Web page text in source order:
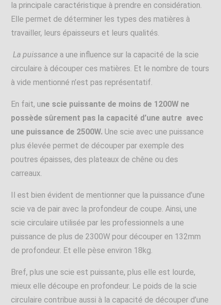
la principale caractéristique à prendre en considération.
Elle permet de déterminer les types des matières à
travailler, leurs épaisseurs et leurs qualités.
La puissance a une influence sur la capacité de la scie
circulaire à découper ces matières. Et le nombre de tours
à vide mentionné n’est pas représentatif.
En fait, une scie puissante de moins de 1200W ne
possède sûrement pas la capacité d’une autre avec
une puissance de 2500W. Une scie avec une puissance
plus élevée permet de découper par exemple des
poutres épaisses, des plateaux de chêne ou des
carreaux.
Il est bien évident de mentionner que la puissance d’une
scie va de pair avec la profondeur de coupe. Ainsi, une
scie circulaire utilisée par les professionnels a une
puissance de plus de 2300W pour découper en 132mm
de profondeur. Et elle pèse environ 18kg.
Bref, plus une scie est puissante, plus elle est lourde,
mieux elle découpe en profondeur. Le poids de la scie
circulaire contribue aussi à la capacité de découper d’une